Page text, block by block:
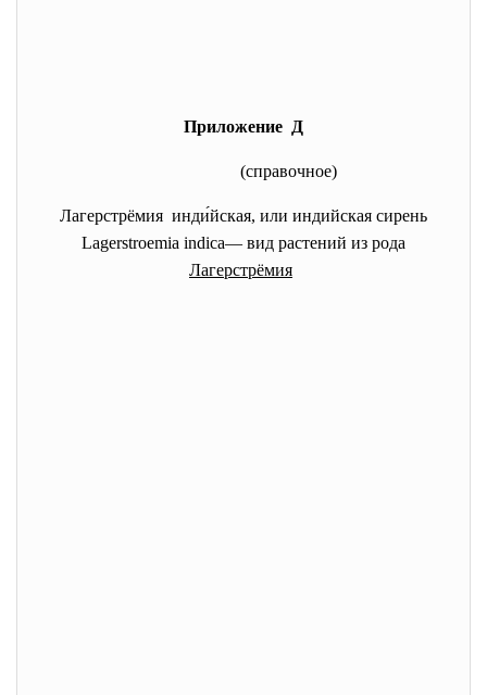
Приложение Д
(справочное)
Лагерстрёмия инди́йская, или индийская сирень
Lagerstroemia indica— вид растений из рода
Лагерстрёмия